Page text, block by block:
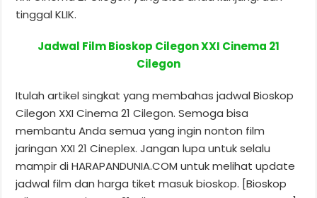
tinggal KLIK.
Jadwal Film Bioskop Cilegon XXI Cinema 21
Cilegon
Itulah artikel singkat yang membahas jadwal Bioskop
Cilegon XXI Cinema 21 Cilegon. Semoga bisa
membantu Anda semua yang ingin nonton film
jaringan XXI 21 Cineplex. Jangan lupa untuk selalu
mampir di HARAPANDUNIA.COM untuk melihat update
jadwal film dan harga tiket masuk bioskop. [Bioskop